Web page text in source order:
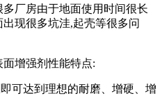
多厂房由于地面使用时间很长
现很多坑洼,起壳等很多问
面增强剂性能特点:
可达到理想的耐磨、增硬、增